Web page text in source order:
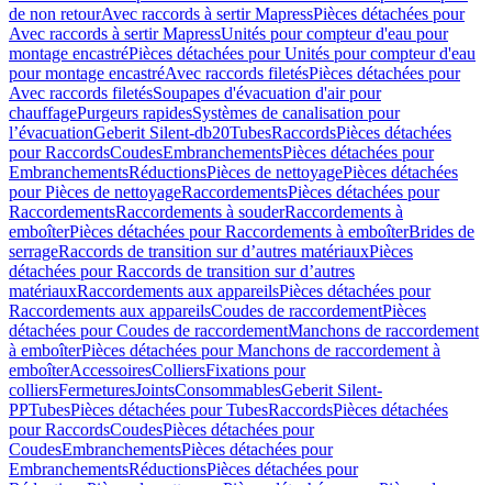
de non retourAvec raccords à sertir MapressPièces détachées pour
Avec raccords à sertir MapressUnités pour compteur d'eau pour
montage encastréPièces détachées pour Unités pour compteur d'eau
pour montage encastréAvec raccords filetésPièces détachées pour
Avec raccords filetésSoupapes d'évacuation d'air pour
chauffagePurgeurs rapidesSystèmes de canalisation pour
l’évacuationGeberit Silent-db20TubesRaccordsPièces détachées
pour RaccordsCoudesEmbranchementsPièces détachées pour
EmbranchementsRéductionsPièces de nettoyagePièces détachées
pour Pièces de nettoyageRaccordementsPièces détachées pour
RaccordementsRaccordements à souderRaccordements à
emboîterPièces détachées pour Raccordements à emboîterBrides de
serrageRaccords de transition sur d’autres matériauxPièces
détachées pour Raccords de transition sur d’autres
matériauxRaccordements aux appareilsPièces détachées pour
Raccordements aux appareilsCoudes de raccordementPièces
détachées pour Coudes de raccordementManchons de raccordement
à emboîterPièces détachées pour Manchons de raccordement à
emboîterAccessoiresColliersFixations pour
colliersFermeturesJointsConsommablesGeberit Silent-
PPTubesPièces détachées pour TubesRaccordsPièces détachées
pour RaccordsCoudesPièces détachées pour
CoudesEmbranchementsPièces détachées pour
EmbranchementsRéductionsPièces détachées pour